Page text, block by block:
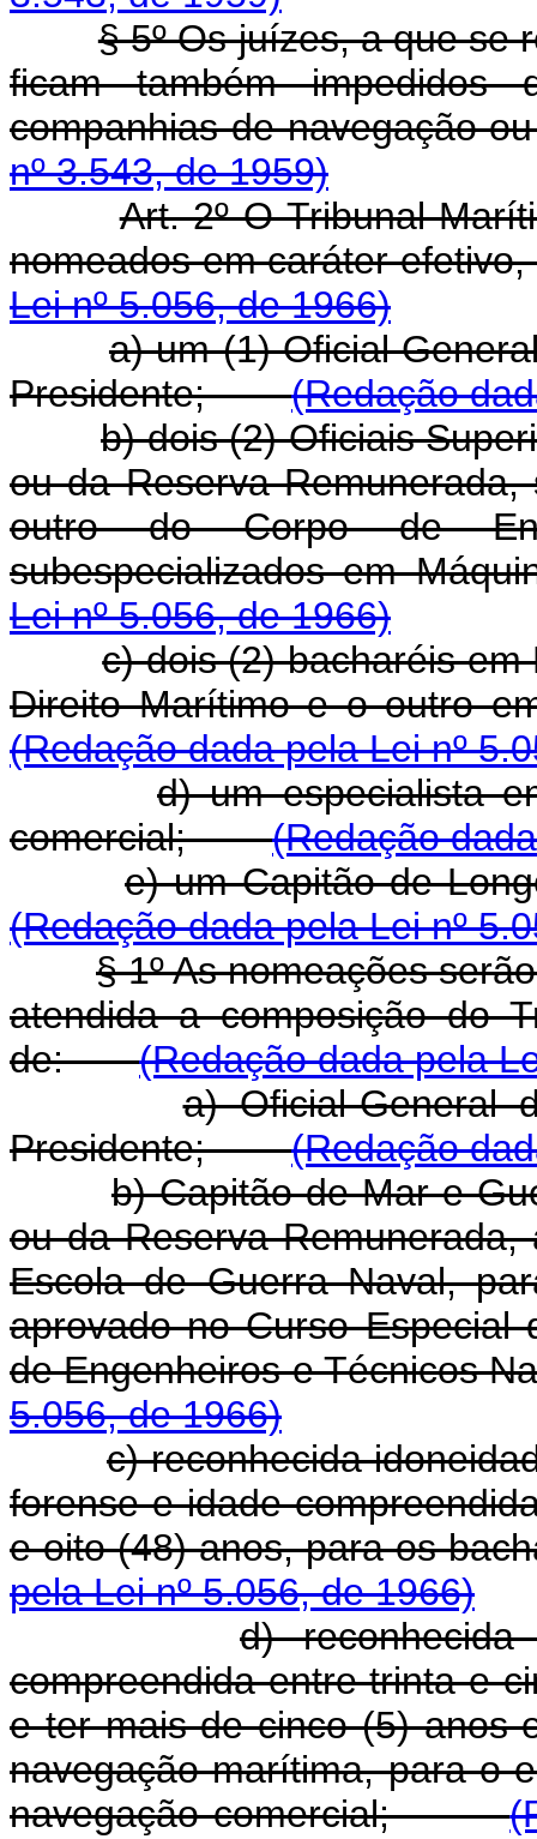
§ 5º Os juízes, a que se
ficam também impedidos
companhias de
nº 3.543, de 1959)
Art. 2º O Tribunal
nomeados em caráter
Lei nº 5.056, de 1966)
a) um (1) Oficial
Presidente;(Redação
b) dois (2) Oficiais
ou da Reserva
outro do Corpo de
subespecializados em
Lei nº 5.056, de 1966)
c) dois (2) bacharéis
Direito Marítimo e o outro
(Redação dada pela Lei nº
d) um especialista
comercial;(Redação
e) um Capitão de
(Redação dada pela Lei nº
§ 1º As nomeações
atendida a composição do
de:(Redação dada pela
a) Oficial-General
Presidente;(Redação
b) Capitão-de-Mar-e-
ou da Reserva
Escola de Guerra Naval,
aprovado no Curso
de Engenheiros e
5.056, de 1966)
c) reconhecida
forense e idade
e oito (48) anos, para os
pela Lei nº 5.056, de 1966)
d)
compreendida entre trinta e
e ter mais de cinco (5) anos
navegação marítima, para o
navegação comercial;